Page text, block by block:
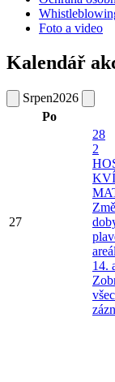
Foto a video
Kalendář
Srpen2026
Po
27
28
2
14.